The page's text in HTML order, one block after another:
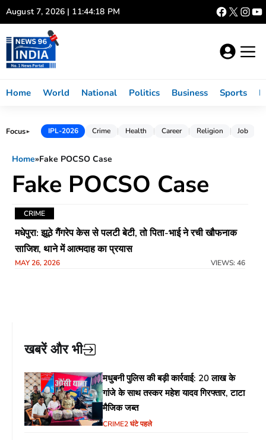
Skip
to
content
August 7, 2026 | 11:44:18 PM
Home World National Politics Business Sports
Focus► IPL-2026 Crime Health Career Religion Job
Home»Fake POCSO Case
Fake POCSO Case
CRIME
मधेपुरा: झूठे गैंगरेप केस से पलटी बेटी, तो पिता-भाई ने रची खौफनाक
साजिश, थाने में आत्मदाह का प्रयास
MAY 26, 2026 VIEWS: 46
खबरें और भी
मधुबनी पुलिस की बड़ी कार्रवाई: 20 लाख के
गांजे के साथ तस्कर महेश यादव गिरफ्तार, टाटा
मैजिक जब्त
CRIME2 घंटे पहले